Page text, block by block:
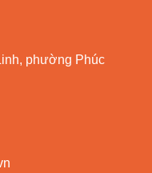
phường Phúc